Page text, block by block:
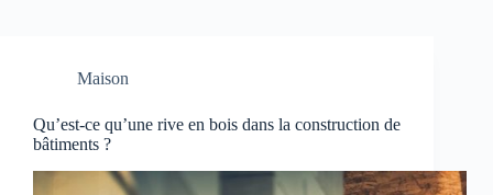
Maison
Qu’est-ce qu’une rive en bois dans la construction de
bâtiments ?